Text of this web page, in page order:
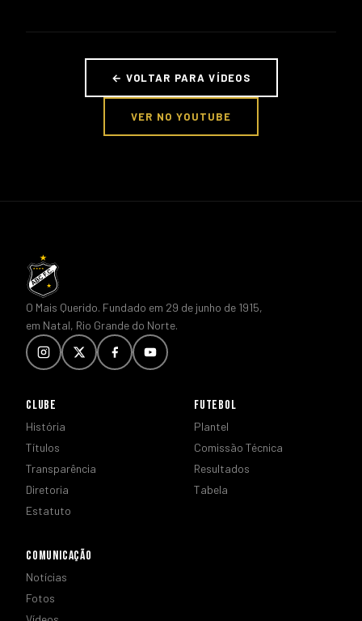
← VOLTAR PARA VÍDEOS
VER NO YOUTUBE
O Mais Querido. Fundado em 29 de junho de 1915,
em Natal, Rio Grande do Norte.
CLUBE
História
Títulos
Transparência
Diretoria
Estatuto
FUTEBOL
Plantel
Comissão Técnica
Resultados
Tabela
COMUNICAÇÃO
Notícias
Fotos